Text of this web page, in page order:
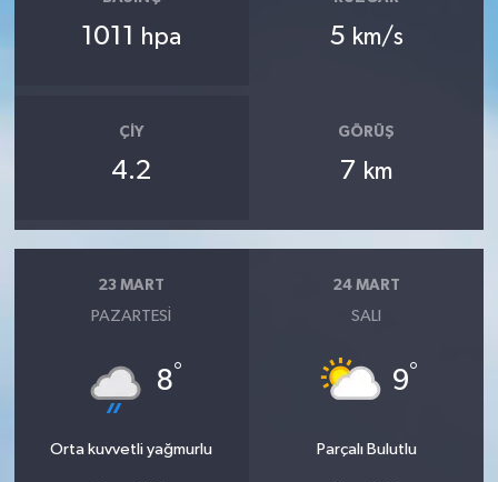
1011 hpa 5 km/s
ÇIY
4.2
GÖRÜŞ
7 km
23 MART
PAZARTESI
8°
Orta kuvvetli yağmurlu
24 MART
SALI
9°
Parçalı Bulutlu